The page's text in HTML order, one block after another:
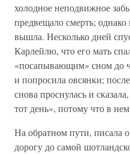
холодное неподвижное
предвещало смерть;
вышла. Несколько дней
Карлейлю, что его мать
«посапывающим» сном до
и попросила овсянки;
снова проснулась и
тот день», потому что в
На обратном пути, писала
дорогу до самой